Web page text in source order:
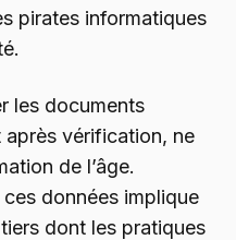
pirates informatiques
les documents
après vérification, ne
de l’âge.
données implique
dont les pratiques